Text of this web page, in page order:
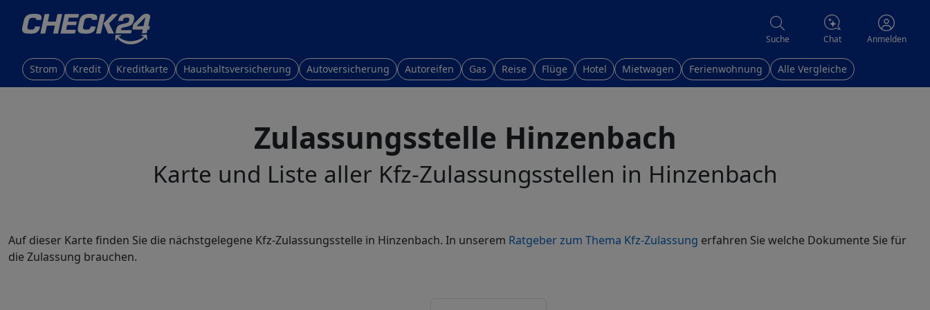
Suche Chat Anmelden
Strom Kredit Kreditkarte Haushaltsversicherung Autoversicherung Autoreifen Gas Reise Flüge Hotel Mietwagen Ferienwohnung Alle Vergleiche
Zulassungsstelle Hinzenbach
Karte und Liste aller Kfz-Zulassungsstellen in Hinzenbach
Auf dieser Karte finden Sie die nächstgelegene Kfz-Zulassungsstelle in Hinzenbach. In unserem Ratgeber zum Thema Kfz-Zulassung erfahren Sie welche Dokumente Sie für
die Zulassung brauchen.